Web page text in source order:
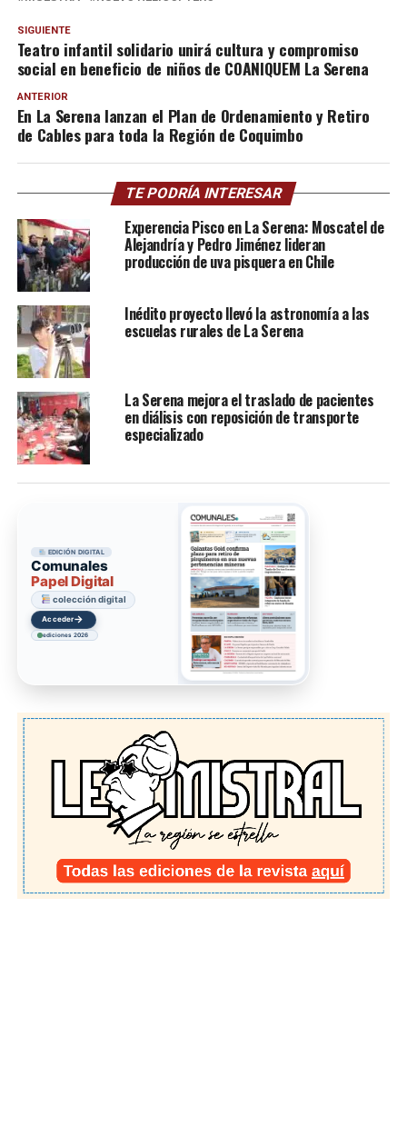
SIGUIENTE
Teatro infantil solidario unirá cultura y compromiso
social en beneficio de niños de COANIQUEM La Serena
ANTERIOR
En La Serena lanzan el Plan de Ordenamiento y Retiro
de Cables para toda la Región de Coquimbo
TE PODRÍA INTERESAR
Experencia Pisco en La Serena: Moscatel de
Alejandría y Pedro Jiménez lideran
producción de uva pisquera en Chile
Inédito proyecto llevó la astronomía a las
escuelas rurales de La Serena
La Serena mejora el traslado de pacientes
en diálisis con reposición de transporte
especializado
EDICIÓN DIGITAL
Comunales
Papel Digital
colección digital
Acceder→
ediciones 2026